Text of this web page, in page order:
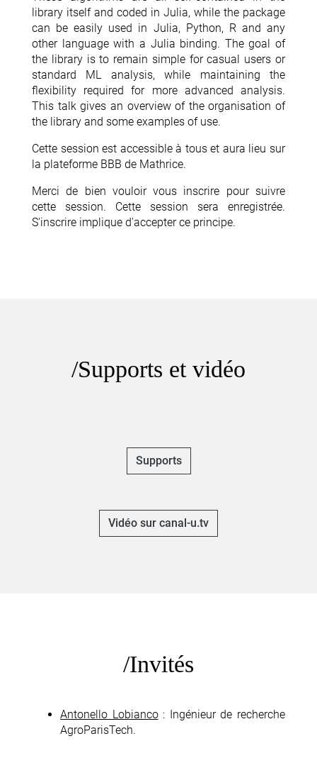
library itself and coded in Julia, while the package
can be easily used in Julia, Python, R and any
other language with a Julia binding. The goal of
the library is to remain simple for casual users or
standard ML analysis, while maintaining the
flexibility required for more advanced analysis.
This talk gives an overview of the organisation of
the library and some examples of use.
Cette session est accessible à tous et aura lieu sur
la plateforme BBB de Mathrice.
Merci de bien vouloir vous inscrire pour suivre
cette session. Cette session sera enregistrée.
S'inscrire implique d'accepter ce principe.
Supports et vidéo
Supports
Vidéo sur canal-u.tv
Invités
Antonello Lobianco: Ingénieur de recherche
AgroParisTech.